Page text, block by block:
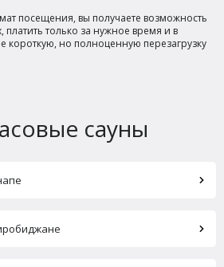
посещения, вы получаете возможность
платить только за нужное время и в
короткую, но полноценную перезагрузку
сауны